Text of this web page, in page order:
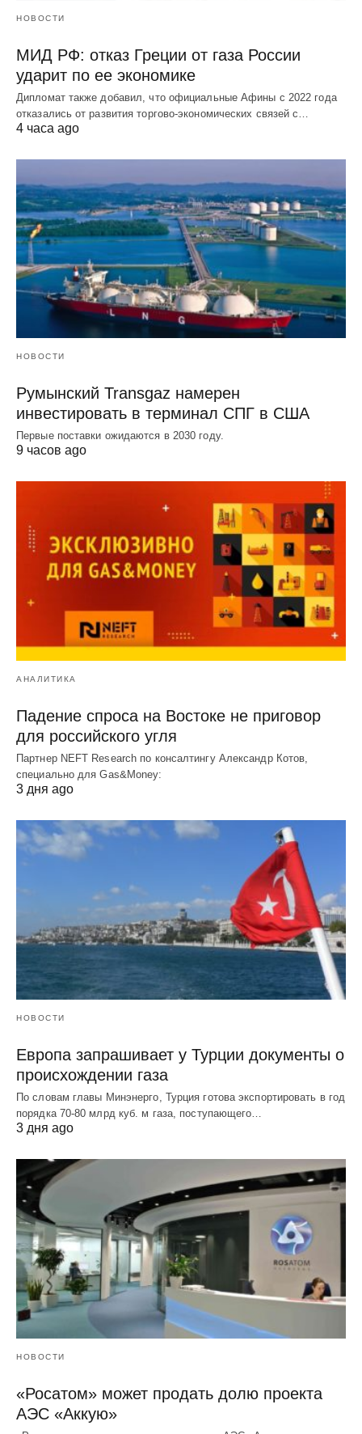
НОВОСТИ
МИД РФ: отказ Греции от газа России
ударит по ее экономике
Дипломат также добавил, что официальные Афины с 2022 года
отказались от развития торгово-экономических связей с…
4 часа ago
НОВОСТИ
Румынский Transgaz намерен
инвестировать в терминал СПГ в США
Первые поставки ожидаются в 2030 году.
9 часов ago
АНАЛИТИКА
Падение спроса на Востоке не приговор
для российского угля
Партнер NEFT Research по консалтингу Александр Котов,
специально для Gas&Money:
3 дня ago
НОВОСТИ
Европа запрашивает у Турции документы о
происхождении газа
По словам главы Минэнерго, Турция готова экспортировать в год
порядка 70-80 млрд куб. м газа, поступающего…
3 дня ago
НОВОСТИ
«Росатом» может продать долю проекта
АЭС «Аккую»